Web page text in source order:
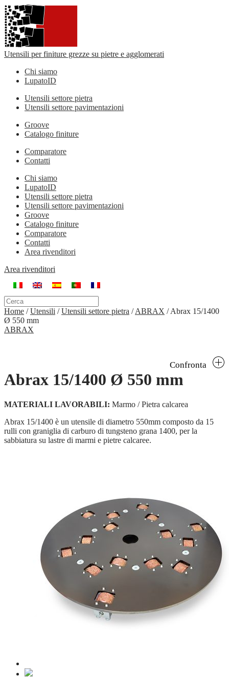
Utensili per finiture grezze su pietre e agglomerati
Chi siamo
LupatoID
Utensili settore pietra
Utensili settore pavimentazioni
Groove
Catalogo finiture
Comparatore
Contatti
Chi siamo
LupatoID
Utensili settore pietra
Utensili settore pavimentazioni
Groove
Catalogo finiture
Comparatore
Contatti
Area rivenditori
Area rivenditori
Home /Utensili /Utensili settore pietra /ABRAX /Abrax 15/1400
Ø 550 mm
ABRAX
Abrax 15/1400 Ø 550 mm
Confronta
MATERIALI LAVORABILI: Marmo / Pietra calcarea
Abrax 15/1400 è un utensile di diametro 550mm composto da 15
rulli con graniglia di carburo di tungsteno grana 1400, per la
sabbiatura su lastre di marmi e pietre calcaree.